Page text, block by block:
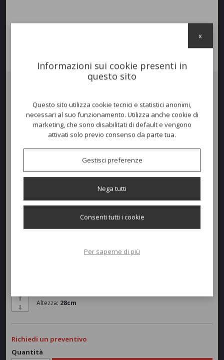
disponibile in diverse colorazioni.
L’incontro perfetto ffra la solidità del materiale e la leggerezza delle
Per un comfort ancora maggiore, è disponibile ilmaterassino
Altezza: 28cm
Richiedi un preventivo
Quantità
Informazioni sui cookie presenti in
questo sito
Questo sito utilizza cookie tecnici e statistici anonimi,
necessari al suo funzionamento. Utilizza anche cookie di
marketing, che sono disabilitati di default e vengono
attivati solo previo consenso da parte tua.
Gestisci preferenze
Nega tutti
Consenti tutti i cookie
Per saperne di più
x